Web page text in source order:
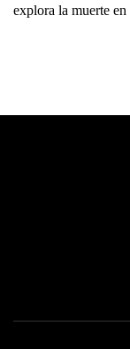
explora la muerte